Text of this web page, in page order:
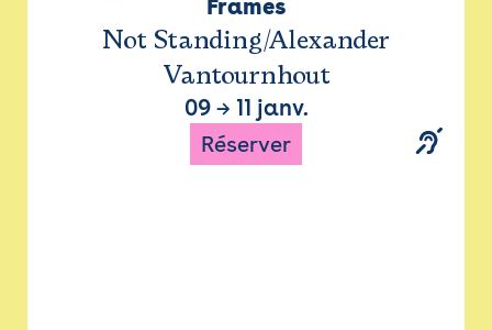
Frames
Not Standing/Alexander
Vantournhout
09→ 11 janv.
Réserver